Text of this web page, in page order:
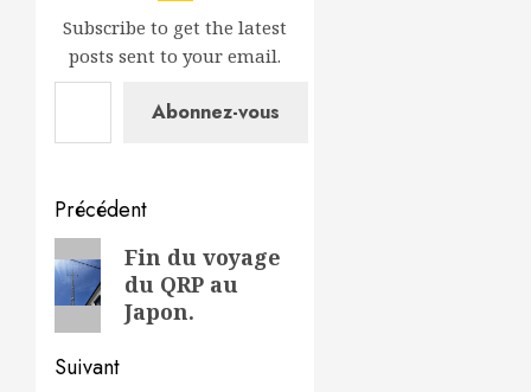
Subscribe to get the latest
posts sent to your email.
Saisissez votre adresse e-mail…
Abonnez-vous
Navigation
d’article
Précédent
Article
précédent:
Fin du voyage
du QRP au
Japon.
Suivant